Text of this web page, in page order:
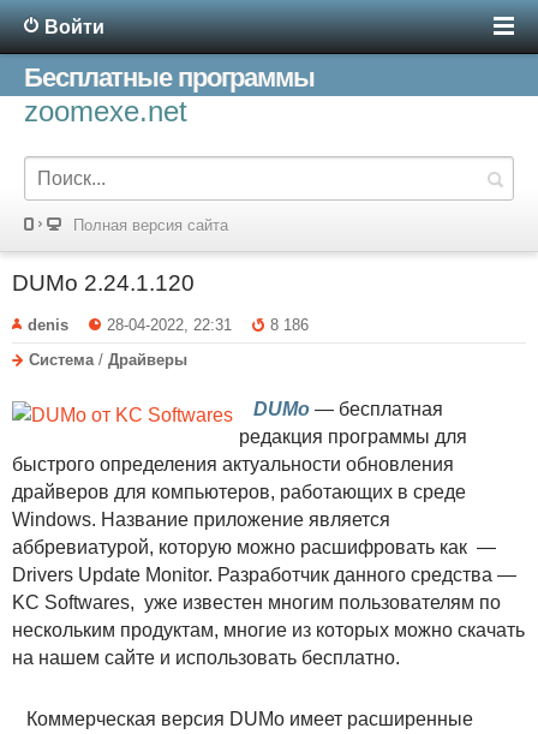
Войти
Бесплатные программы
zoomexe.net
Полная версия сайта
DUMo 2.24.1.120
denis 28-04-2022, 22:31
8 186
Система / Драйверы
DUMo — бесплатная
редакция программы для
быстрого определения актуальности обновления
драйверов для компьютеров, работающих в среде
Windows. Название приложение является
аббревиатурой, которую можно расшифровать как —
Drivers Update Monitor. Разработчик данного средства —
KC Softwares, уже известен многим пользователям по
нескольким продуктам, многие из которых можно скачать
на нашем сайте и использовать бесплатно.
Коммерческая версия DUMo имеет расширенные